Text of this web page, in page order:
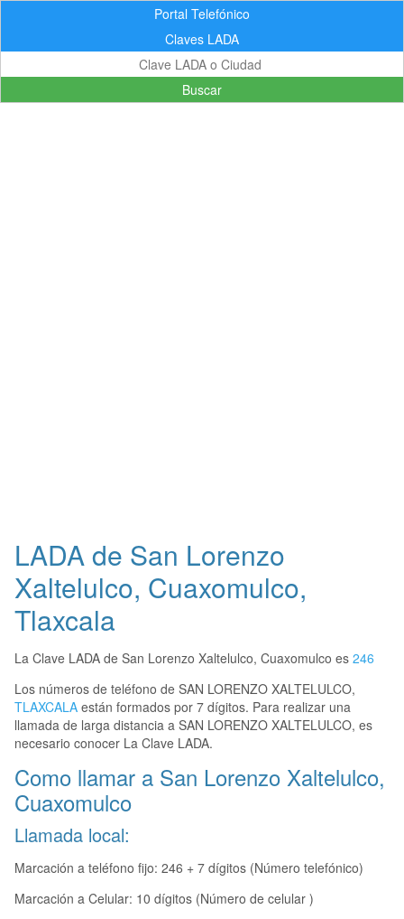
Portal Telefónico
Claves LADA
Buscar
LADA de San Lorenzo
Xaltelulco, Cuaxomulco,
Tlaxcala
La Clave LADA de San Lorenzo Xaltelulco, Cuaxomulco es 246
Los números de teléfono de SAN LORENZO XALTELULCO,
TLAXCALA están formados por 7 dígitos. Para realizar una
llamada de larga distancia a SAN LORENZO XALTELULCO, es
necesario conocer La Clave LADA.
Como llamar a San Lorenzo Xaltelulco,
Cuaxomulco
Llamada local:
Marcación a teléfono fijo: 246 + 7 dígitos (Número telefónico)
Marcación a Celular: 10 dígitos (Número de celular )